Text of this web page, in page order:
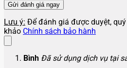
Lưu ý: Để đánh giá được duyệt,
khảo Chính sách bảo hành
Bình Đã sử dụng dịch vụ tại